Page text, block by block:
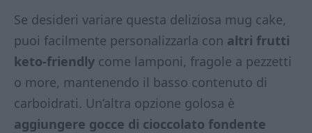
Se desideri variare questa deliziosa mug cake,
puoi facilmente personalizzarla con altri frutti
keto-friendly come lamponi, fragole a pezzetti
o more, mantenendo il basso contenuto di
carboidrati. Un’altra opzione golosa è
aggiungere gocce di cioccolato fondente